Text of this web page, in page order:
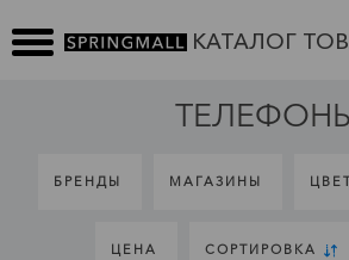
КАТАЛОГ
БРЕНДЫ МАГАЗИНЫ
ЦЕНА СОРТИРОВКА